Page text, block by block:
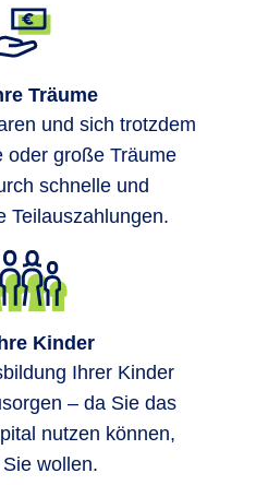
Träume
und sich trotzdem
oder große Träume
schnelle und
Teilauszahlungen.
Kinder
Ihrer Kinder
– da Sie das
nutzen können,
wollen.